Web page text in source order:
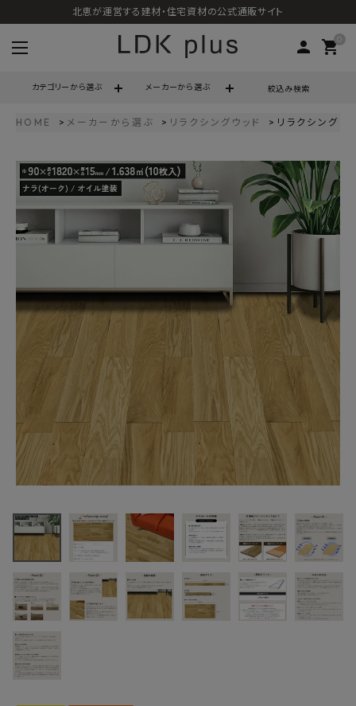
北恵が運営する建材・住宅資材の公式通販サイト
person 0
shopping_cart
カテゴリーから選ぶ メーカーから選ぶ 絞込み検索
call 06-6121-9302
schedule営業時間 - 10:00～17:00（定休日 - 土日祝）
ようこそ ゲスト 様
meeting_room ログイン
最近チェックした商品
巾 ユニS
(税込)
FAX注文はこちらから
カテゴリーから選ぶ
メーカーから選ぶ
HOME メーカーから選ぶ リラクシングウッド リラクシング